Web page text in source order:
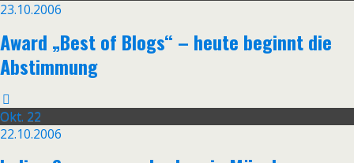
23.10.2006
Award „Best of Blogs“ – heute beginnt die
Abstimmung
Okt. 22
22.10.2006